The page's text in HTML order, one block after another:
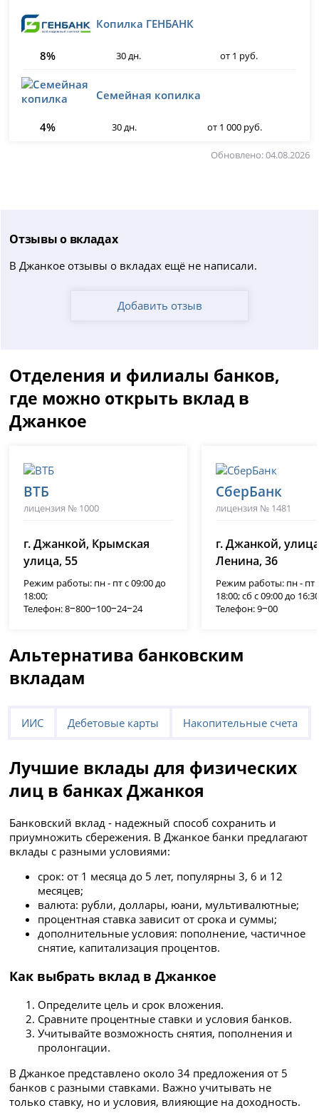
Копилка ГЕНБАНК
8% 30 дн. от 1 руб.
Семейная копилка
4% 30 дн. от 1 000 руб.
Обновлено: 04.08.2026
Отзывы о вкладах
В Джанкое отзывы о вкладах ещё не написали.
Добавить отзыв
Отделения и филиалы банков,
где можно открыть вклад в
Джанкое
ВТБ
лицензия № 1000
г. Джанкой, Крымская
улица, 55
Режим работы: пн - пт с 09:00 до
18:00;
Телефон: 8‒800‒100‒24‒24
СберБанк
лицензия № 1481
г. Джанкой,
Ленина, 36
Режим работы: пн - пт
18:00; сб с 09:00 до
Телефон: 9‒00
Альтернатива банковским
вкладам
ИИС Дебетовые карты Накопительные счета
Лучшие вклады для физических
лиц в банках Джанкоя
Банковский вклад - надежный способ сохранить и
приумножить сбережения. В Джанкое банки предлагают
вклады с разными условиями:
срок: от 1 месяца до 5 лет, популярны 3, 6 и 12
месяцев;
валюта: рубли, доллары, юани, мультивалютные;
процентная ставка зависит от срока и суммы;
дополнительные условия: пополнение, частичное
снятие, капитализация процентов.
Как выбрать вклад в Джанкое
Определите цель и срок вложения.
Сравните процентные ставки и условия банков.
Учитывайте возможность снятия, пополнения и
пролонгации.
В Джанкое представлено около 34 предложения от 5
банков с разными ставками. Важно учитывать не
только ставку, но и условия, влияющие на доходность.